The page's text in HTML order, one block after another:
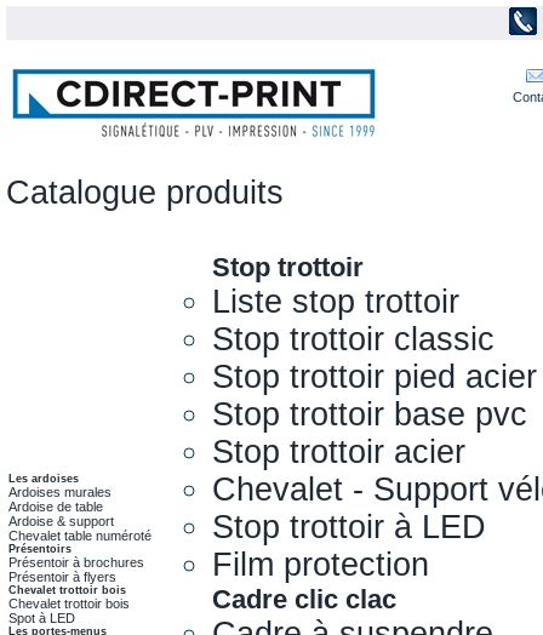
Catalogue produits
Les ardoises
Ardoises murales
Ardoise de table
Ardoise & support
Chevalet table numéroté
Présentoirs
Présentoir à brochures
Présentoir à flyers
Chevalet trottoir bois
Chevalet trottoir bois
Spot à LED
Les portes-menus
Stop trottoir
Liste stop trottoir
Stop trottoir classic
Stop trottoir pied acier
Stop trottoir base pvc
Stop trottoir acier
Chevalet - Support
Stop trottoir à LED
Film protection
Cadre clic clac